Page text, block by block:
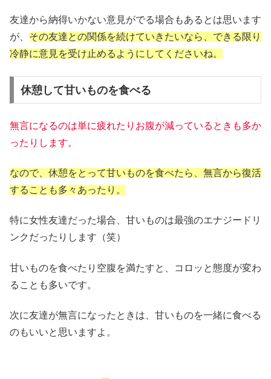
友達から納得いかない意見がでる場合もあるとは思います
が、 その友達との関係を続けていきたいなら、できる限り
冷静に意見を受け止めるようにしてくださいね。
休憩して甘いものを食べる
無言になるのは単に疲れたりお腹が減っているときも多か
ったりします。
なので、休憩をとって甘いものを食べたら、無言から復活
することも多々あったり。
特に女性友達だった場合、甘いものは最強のエナジードリ
ンクだったりします（笑）
甘いものを食べたり空腹を満たすと、コロッと態度が変わ
ることも多いです。
次に友達が無言になったときは、甘いものを一緒に食べる
のもいいと思いますよ。